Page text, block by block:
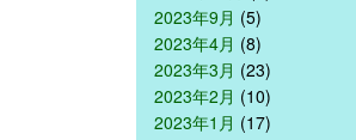
2023年9月 (5)
2023年4月 (8)
2023年3月 (23)
2023年2月 (10)
2023年1月 (17)